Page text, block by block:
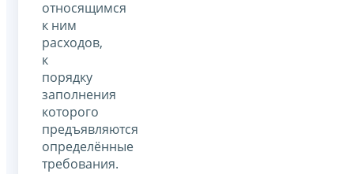
относящимся
к ним
расходов,
к
порядку
заполнения
которого
предъявляются
определённые
требования.